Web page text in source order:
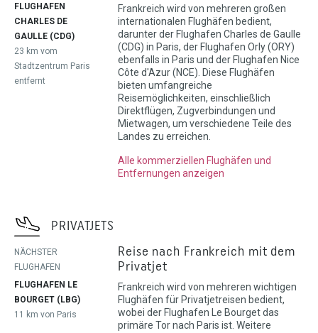
FLUGHAFEN
CHARLES DE
GAULLE (CDG)
23 km vom
Stadtzentrum Paris
entfernt
Frankreich wird von mehreren großen
internationalen Flughäfen bedient,
darunter der Flughafen Charles de Gaulle
(CDG) in Paris, der Flughafen Orly (ORY)
ebenfalls in Paris und der Flughafen Nice
Côte d'Azur (NCE). Diese Flughäfen
bieten umfangreiche
Reisemöglichkeiten, einschließlich
Direktflügen, Zugverbindungen und
Mietwagen, um verschiedene Teile des
Landes zu erreichen.
Alle kommerziellen Flughäfen und
Entfernungen anzeigen
PRIVATJETS
NÄCHSTER
FLUGHAFEN
FLUGHAFEN LE
BOURGET (LBG)
11 km von Paris
Reise nach Frankreich mit dem
Privatjet
Frankreich wird von mehreren wichtigen
Flughäfen für Privatjetreisen bedient,
wobei der Flughafen Le Bourget das
primäre Tor nach Paris ist. Weitere